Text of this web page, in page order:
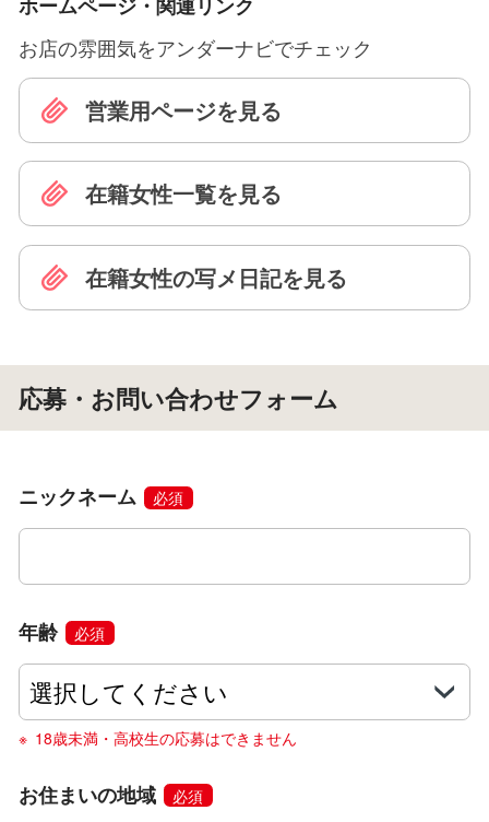
お店の雰囲気をアンダーナビでチェック
営業用ページを見る
在籍女性一覧を見る
在籍女性の写メ日記を見る
応募・お問い合わせフォーム
ニックネーム 必須
年齢 必須
18歳未満・高校生の応募はできません
お住まいの地域 必須